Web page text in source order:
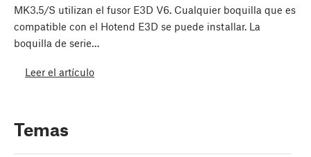
MK3.5/S utilizan el fusor E3D V6. Cualquier boquilla que es
compatible con el Hotend E3D se puede installar. La
boquilla de serie…
Leer el artículo
Temas